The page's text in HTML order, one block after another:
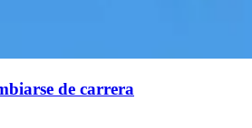
de carrera